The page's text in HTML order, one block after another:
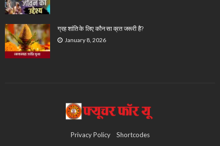
ग्रह शांति के लिए कौन सा व्रत जरूरी है?
January 8, 2026
Privacy Policy Shortcodes